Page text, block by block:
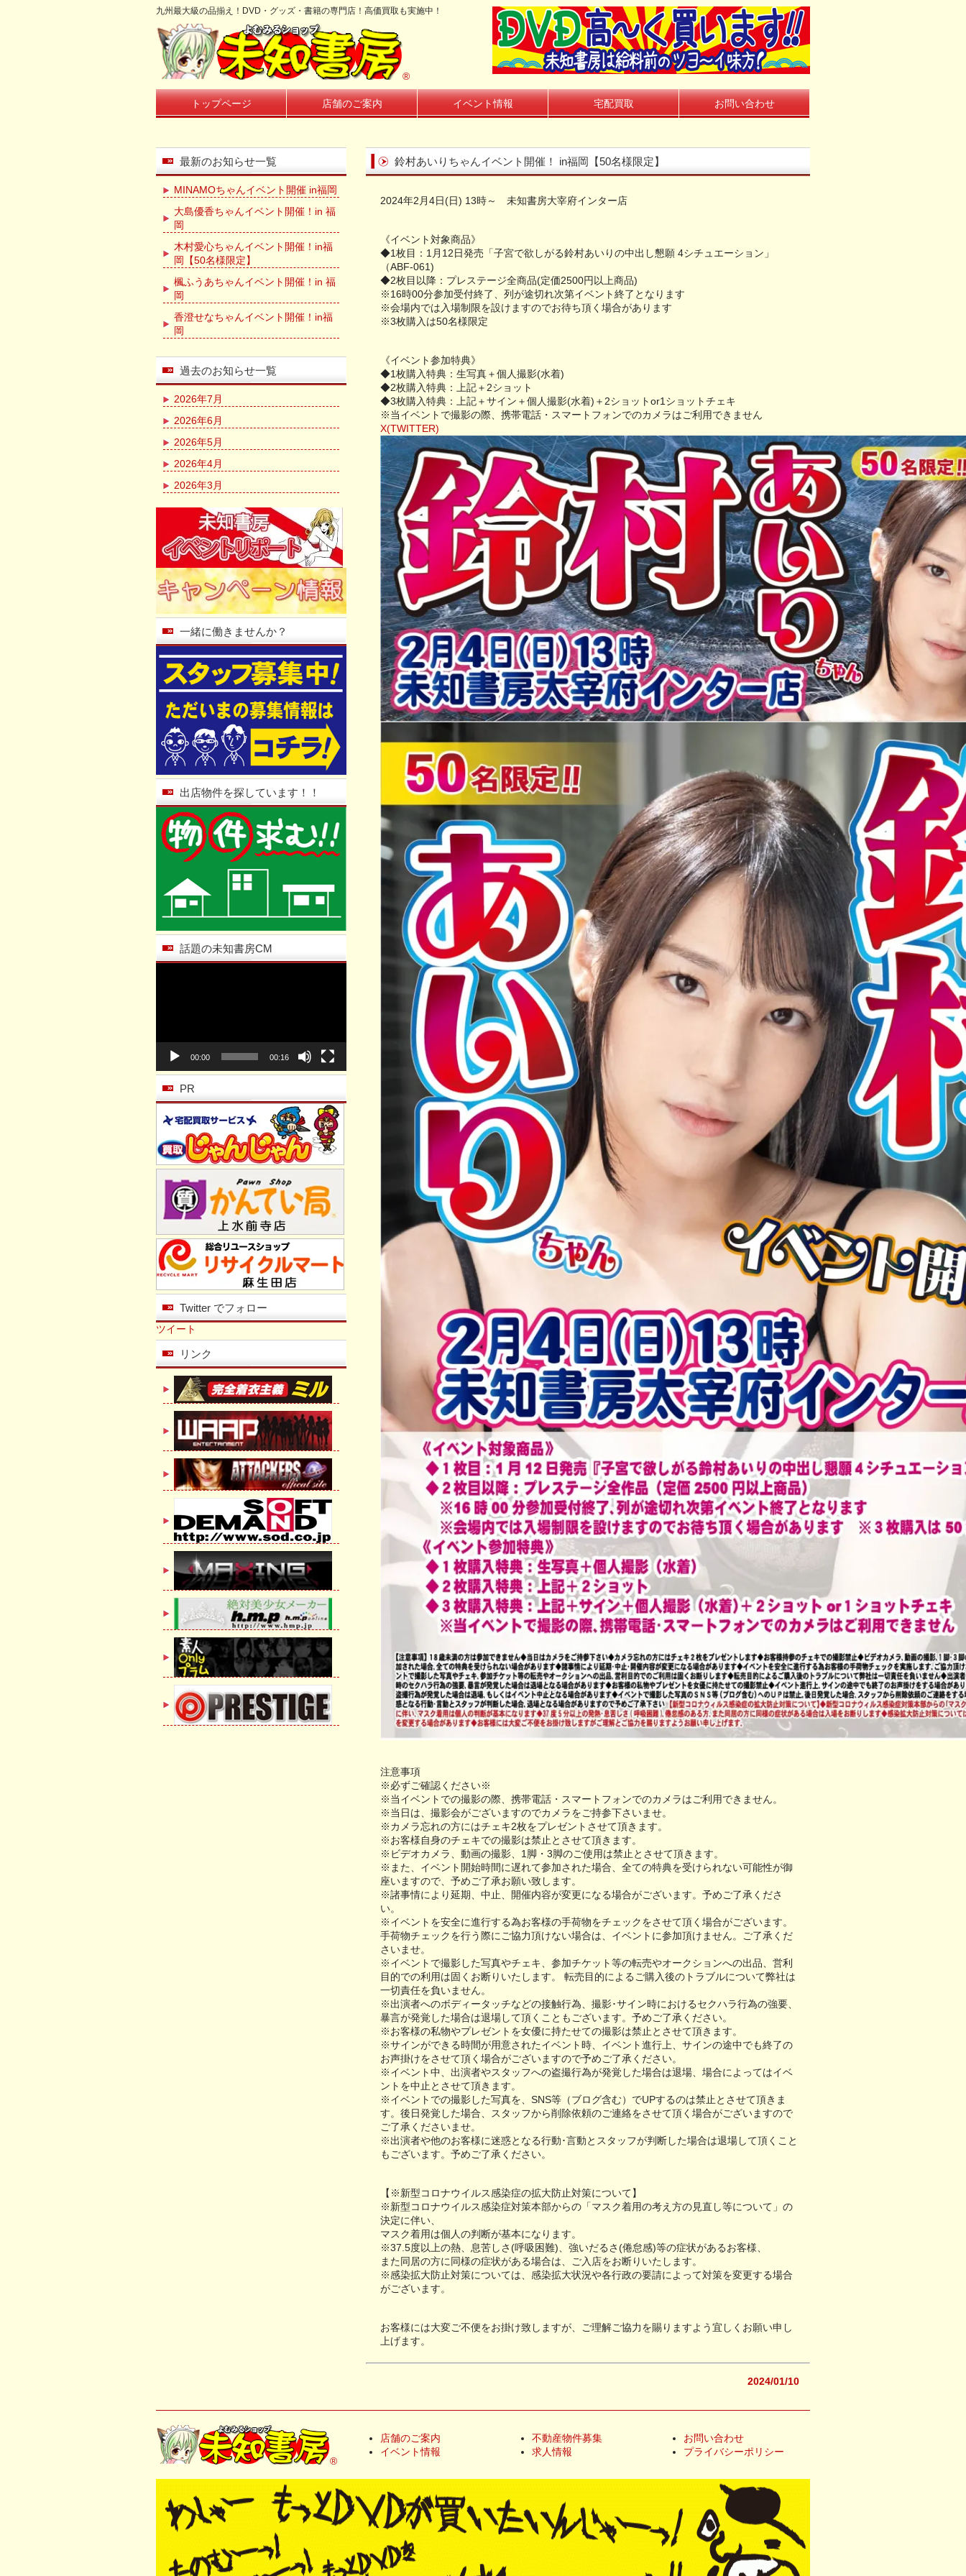
九州最大級の品揃え！DVD・グッズ・書籍の専門店！高価買取も実施中！
®
トップページ 店舗のご案内 イベント情報 宅配買取 お問い合わせ
鈴村あいりちゃんイベント開催！ in福岡【50名様限定】
2024年2月4日(日) 13時～ 未知書房大宰府インター店
《イベント対象商品》
◆1枚目：1月12日発売「子宮で欲しがる鈴村あいりの中出し懇願 4シチュエーション」
（ABF-061)
◆2枚目以降：プレステージ全商品(定価2500円以上商品)
※16時00分参加受付終了、列が途切れ次第イベント終了となります
※会場内では入場制限を設けますのでお待ち頂く場合があります
※3枚購入は50名様限定
《イベント参加特典》
◆1枚購入特典：生写真＋個人撮影(水着)
◆2枚購入特典：上記＋2ショット
◆3枚購入特典：上記＋サイン＋個人撮影(水着)＋2ショットor1ショットチェキ
※当イベントで撮影の際、携帯電話・スマートフォンでのカメラはご利用できません
X(TWITTER)
注意事項
※必ずご確認ください※
※当イベントでの撮影の際、携帯電話・スマートフォンでのカメラはご利用できません。
※当日は、撮影会がございますのでカメラをご持参下さいませ。
※カメラ忘れの方にはチェキ2枚をプレゼントさせて頂きます。
※お客様自身のチェキでの撮影は禁止とさせて頂きます。
※ビデオカメラ、動画の撮影、1脚・3脚のご使用は禁止とさせて頂きます。
※また、イベント開始時間に遅れて参加された場合、全ての特典を受けられない可能性が御
座いますので、予めご了承お願い致します。
※諸事情により延期、中止、開催内容が変更になる場合がございます。予めご了承くださ
い。
※イベントを安全に進行する為お客様の手荷物をチェックをさせて頂く場合がございます。
手荷物チェックを行う際にご協力頂けない場合は、イベントに参加頂けません。ご了承くだ
さいませ。
※イベントで撮影した写真やチェキ、参加チケット等の転売やオークションへの出品、営利
目的での利用は固くお断りいたします。 転売目的によるご購入後のトラブルについて弊社は
一切責任を負いません。
※出演者へのボディータッチなどの接触行為、撮影･サイン時におけるセクハラ行為の強要、
暴言が発覚した場合は退場して頂くこともございます。予めご了承ください。
※お客様の私物やプレゼントを女優に持たせての撮影は禁止とさせて頂きます。
※サインができる時間が用意されたイベント時、イベント進行上、サインの途中でも終了の
お声掛けをさせて頂く場合がございますので予めご了承ください。
※イベント中、出演者やスタッフへの盗撮行為が発覚した場合は退場、場合によってはイベ
ントを中止とさせて頂きます。
※イベントでの撮影した写真を、SNS等（ブログ含む）でUPするのは禁止とさせて頂きま
す。後日発覚した場合、スタッフから削除依頼のご連絡をさせて頂く場合がございますので
ご了承くださいませ。
※出演者や他のお客様に迷惑となる行動･言動とスタッフが判断した場合は退場して頂くこと
もございます。予めご了承ください。
【※新型コロナウイルス感染症の拡大防止対策について】
※新型コロナウイルス感染症対策本部からの「マスク着用の考え方の見直し等について」の
決定に伴い、
マスク着用は個人の判断が基本になります。
※37.5度以上の熱、息苦しさ(呼吸困難)、強いだるさ(倦怠感)等の症状があるお客様、
また同居の方に同様の症状がある場合は、ご入店をお断りいたします。
※感染拡大防止対策については、感染拡大状況や各行政の要請によって対策を変更する場合
がございます。
お客様には大変ご不便をお掛け致しますが、ご理解ご協力を賜りますよう宜しくお願い申し
上げます。
2024/01/10
最新のお知らせ一覧
MINAMOちゃんイベント開催 in福岡
大島優香ちゃんイベント開催！in 福
岡
木村愛心ちゃんイベント開催！in福
岡【50名様限定】
楓ふうあちゃんイベント開催！in 福
岡
香澄せなちゃんイベント開催！in福
岡
過去のお知らせ一覧
2026年7月
2026年6月
2026年5月
2026年4月
2026年3月
一緒に働きませんか？
出店物件を探しています！！
話題の未知書房CM
00:00 00:16
PR
Twitter でフォロー
ツイート
リンク
®
店舗のご案内
イベント情報
不動産物件募集
求人情報
お問い合わせ
プライバシーポリシー